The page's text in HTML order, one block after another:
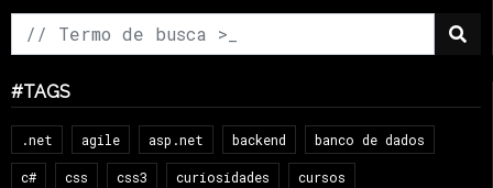
#TAGS
.net agile asp.net backend banco de dados
c# css css3 curiosidades cursos